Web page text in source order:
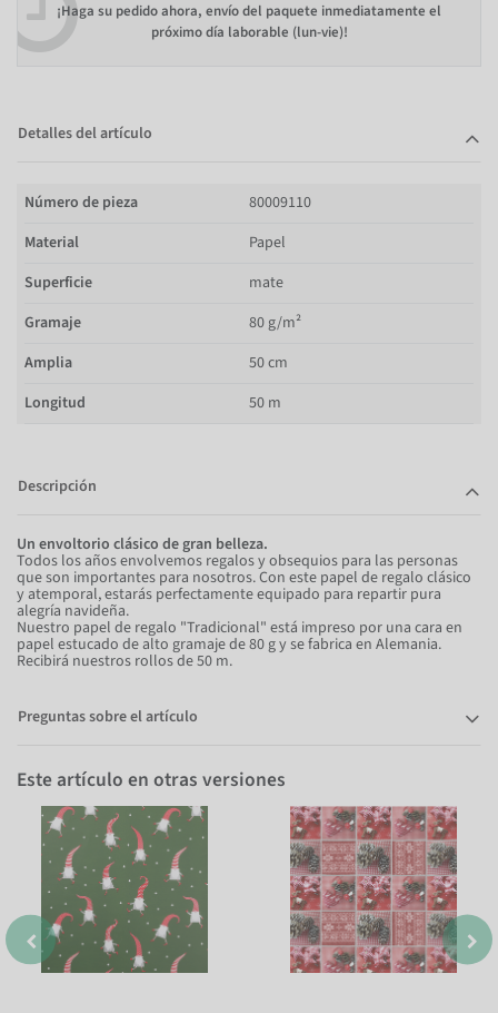
¡Haga su pedido ahora, envío del paquete inmediatamente el
próximo día laborable (lun-vie)!
Detalles del artículo
Número de pieza
80009110
Material
Papel
Superficie
mate
Gramaje
80 g/m²
Amplia
50 cm
Longitud
50 m
Descripción
Un envoltorio clásico de gran belleza.
Todos los años envolvemos regalos y obsequios para las personas
que son importantes para nosotros. Con este papel de regalo clásico
y atemporal, estarás perfectamente equipado para repartir pura
alegría navideña.
Nuestro papel de regalo "Tradicional" está impreso por una cara en
papel estucado de alto gramaje de 80 g y se fabrica en Alemania.
Recibirá nuestros rollos de 50 m.
Preguntas sobre el artículo
Este artículo en otras versiones